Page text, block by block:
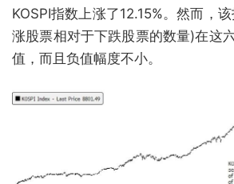
KOSPI指数上涨了12.15%。然而，
涨股票相对于下跌股票的数量)在这
值，而且负值幅度不小。